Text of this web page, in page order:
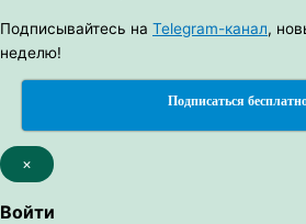
Подписывайтесь на Telegram-канал,
неделю!
Подписаться
×
Войти